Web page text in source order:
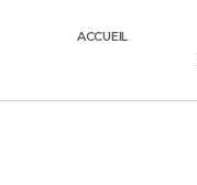
ACCUEIL